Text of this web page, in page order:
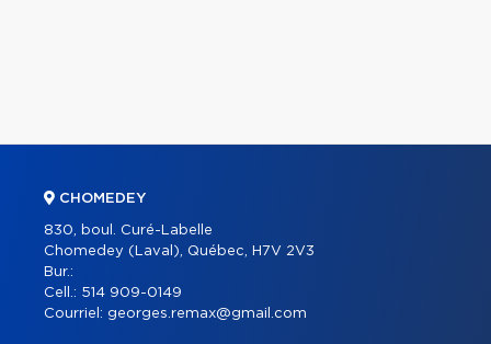
CHOMEDEY
830, boul. Curé-Labelle
Chomedey (Laval), Québec, H7V 2V3
Bur.:
Cell.: 514 909-0149
Courriel: georges.remax@gmail.com